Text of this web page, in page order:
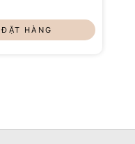
ĐẶT HÀNG